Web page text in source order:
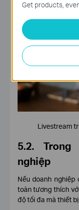
Livestream
5.2.
nghiệp
Nếu doanh nghiệp
toàn tương thích
độ tối đa mà thiết
Get products,